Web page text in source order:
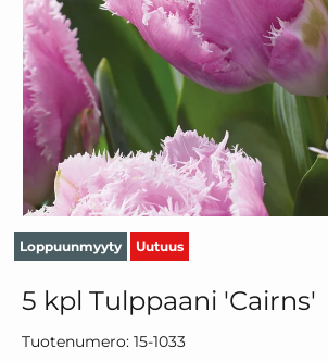
Loppuunmyyty Uutuus
5 kpl Tulppaani 'Cairns'
Tuotenumero: 15-1033